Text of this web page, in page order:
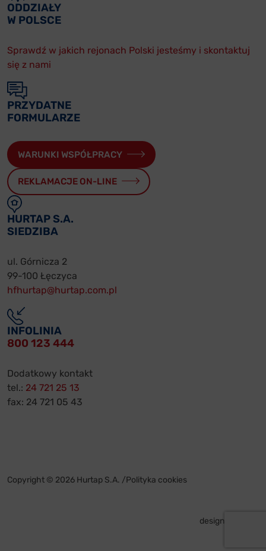
ODDZIAŁY
W POLSCE
Sprawdź w jakich rejonach Polski jesteśmy i skontaktuj
się z nami
PRZYDATNE
FORMULARZE
WARUNKI WSPÓŁPRACY
REKLAMACJE ON-LINE
HURTAP S.A.
SIEDZIBA
ul. Górnicza 2
99-100 Łęczyca
hfhurtap@hurtap.com.pl
INFOLINIA
800 123 444
Dodatkowy kontakt
tel.: 24 721 25 13
fax: 24 721 05 43
Copyright © 2026 Hurtap S.A. /Polityka cookies
design by